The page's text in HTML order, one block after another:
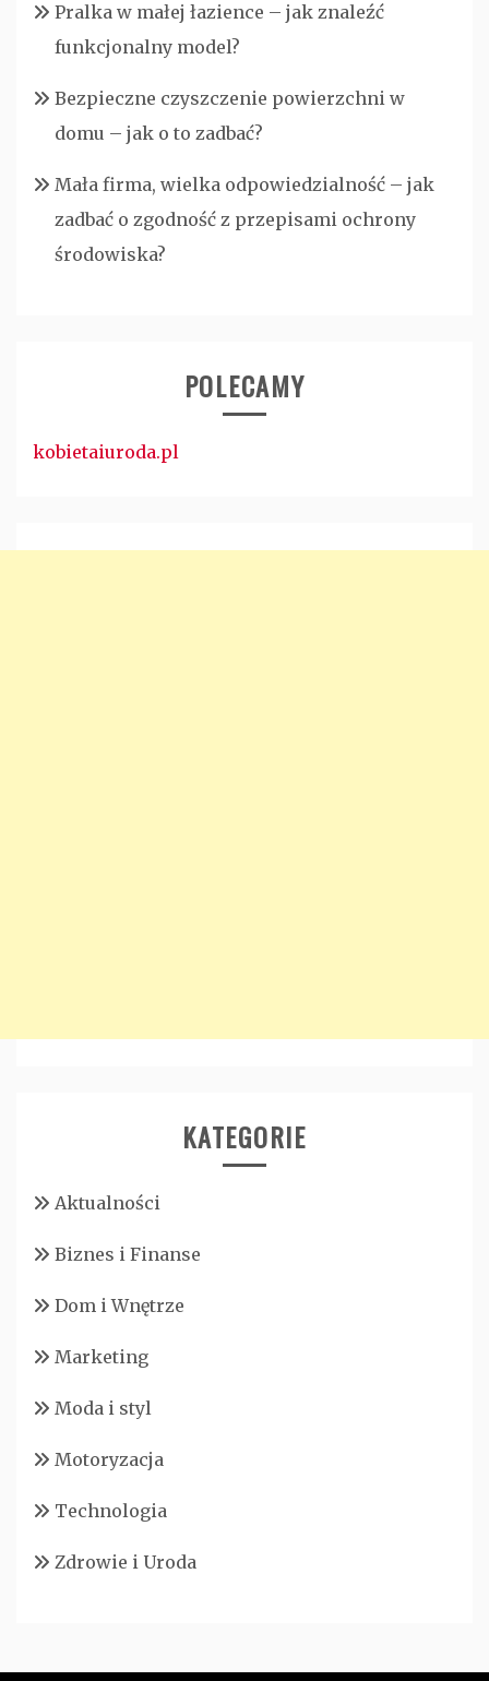
Pralka w małej łazience – jak znaleźć
funkcjonalny model?
Bezpieczne czyszczenie powierzchni w
domu – jak o to zadbać?
Mała firma, wielka odpowiedzialność – jak
zadbać o zgodność z przepisami ochrony
środowiska?
POLECAMY
kobietaiuroda.pl
KATEGORIE
Aktualności
Biznes i Finanse
Dom i Wnętrze
Marketing
Moda i styl
Motoryzacja
Technologia
Zdrowie i Uroda